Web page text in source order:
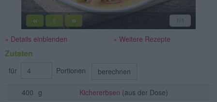
« || » 1 /1
» Details einblenden » Weitere Rezepte
Zutaten
für Portionen berechnen
400 g Kichererbsen (aus der Dose)